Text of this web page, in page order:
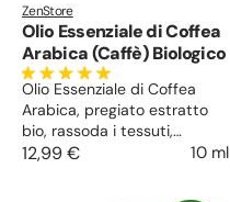
ZenStore
Olio Essenziale di Coffea
Arabica (Caffè) Biologico
Olio Essenziale di Coffea
Arabica, pregiato estratto
bio, rassoda i tessuti,
scioglie il grasso,
12,99 € 10 ml